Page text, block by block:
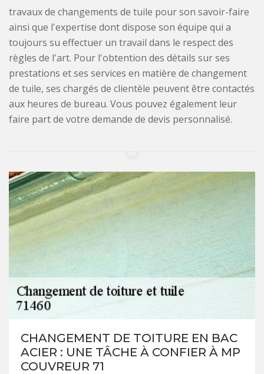
travaux de changements de tuile pour son savoir-faire
ainsi que l'expertise dont dispose son équipe qui a
toujours su effectuer un travail dans le respect des
règles de l'art. Pour l'obtention des détails sur ses
prestations et ses services en matière de changement
de tuile, ses chargés de clientèle peuvent être contactés
aux heures de bureau. Vous pouvez également leur
faire part de votre demande de devis personnalisé.
CHANGEMENT DE TOITURE EN BAC
ACIER : UNE TÂCHE À CONFIER À MP
COUVREUR 71